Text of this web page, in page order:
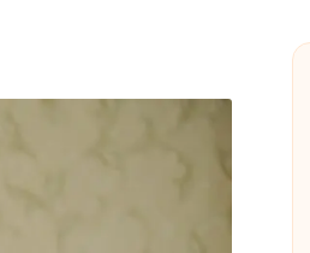
de l’électricité en France ?
post-cyberattaque ?
achats
digitales